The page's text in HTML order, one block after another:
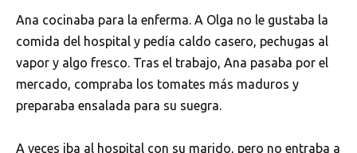
Ana cocinaba para la enferma. A Olga no le gustaba la
comida del hospital y pedía caldo casero, pechugas al
vapor y algo fresco. Tras el trabajo, Ana pasaba por el
mercado, compraba los tomates más maduros y
preparaba ensalada para su suegra.
A veces iba al hospital con su marido, pero no entraba a